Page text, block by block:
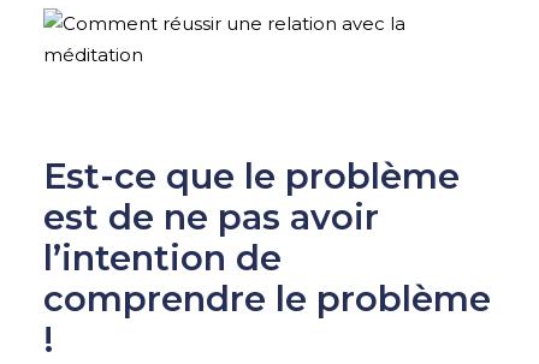
Est-ce que le problème
est de ne pas avoir
l’intention de
comprendre le problème
!